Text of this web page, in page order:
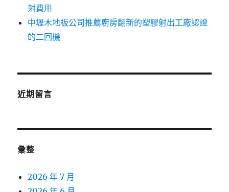
射費用
中壢木地板公司推薦廚房翻新的塑膠射出工廠認證
的二回機
近期留言
彙整
2026 年 7 月